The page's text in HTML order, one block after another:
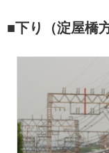
■下り（淀屋橋